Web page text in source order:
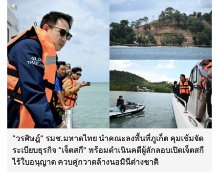
“วรศิษฎ์” รมช.มหาดไทย นำคณะลงพื้นที่ภูเก็ต คุมเข้มจัด
ระเบียบธุรกิจ “เจ็ตสกี” พร้อมดำเนินคดีผู้ลักลอบเปิดเจ็ตสกี
ไร้ใบอนุญาต ควบคู่กวาดล้างนอมินีต่างชาติ